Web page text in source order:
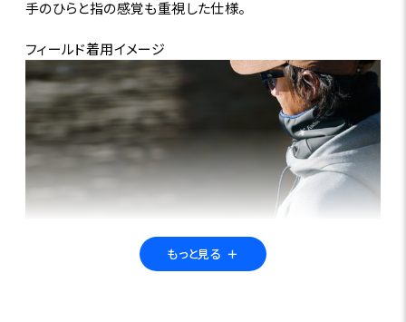
手のひらと指の感覚も重視した仕様。
フィールド着用イメージ
もっと見る ＋